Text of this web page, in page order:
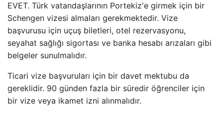
EVET. Türk vatandaşlarının Portekiz'e girmek için bir
Schengen vizesi almaları gerekmektedir. Vize
başvurusu için uçuş biletleri, otel rezervasyonu,
seyahat sağlığı sigortası ve banka hesabı arızaları gibi
belgeler sunulmalıdır.
Ticari vize başvuruları için bir davet mektubu da
gereklidir. 90 günden fazla bir süredir öğrenciler için
bir vize veya ikamet izni alınmalıdır.